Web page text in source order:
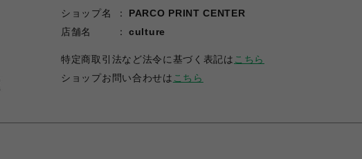
ショップ名
PARCO PRINT CENTER
店舗名
culture
特定商取引法など法令に基づく表記は こちら
ショップお問い合わせは こちら